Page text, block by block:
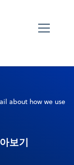
about how we use
보기